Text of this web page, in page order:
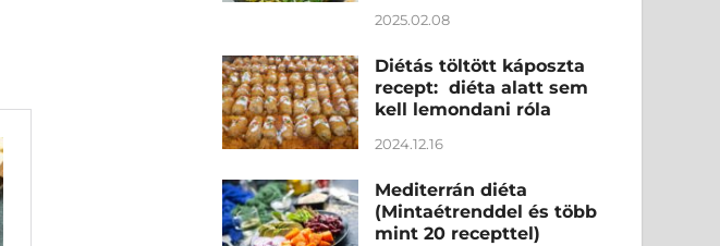
2025.02.08
Diétás töltött káposzta
recept: diéta alatt sem
kell lemondani róla
2024.12.16
Mediterrán diéta
(Mintaétrenddel és több
mint 20 recepttel)